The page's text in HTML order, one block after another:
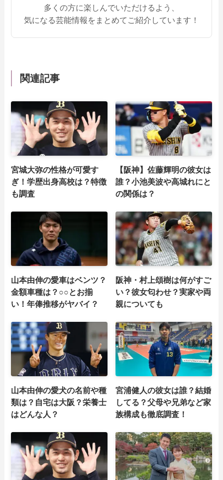
多くの方に楽しんでいただけるよう、
気になる芸能情報をまとめてご紹介しています！
関連記事
宮城大弥の性格が可愛す
ぎ！学歴出身高校は？特徴
も調査
【阪神】佐藤輝明の彼女は
誰？小池美波や高城れにと
の関係は？
山本由伸の愛車はベンツ？
金額車種は？○○とお揃
い！年俸推移がヤバイ？
阪神・村上頌樹は何がすご
い？彼女匂わせ？実家や両
親についても
山本由伸の愛犬の名前や種
類は？自宅は大阪？栄養士
はどんな人？
宮浦健人の彼女は誰？結婚
してる？父母や兄弟など家
族構成も徹底調査！